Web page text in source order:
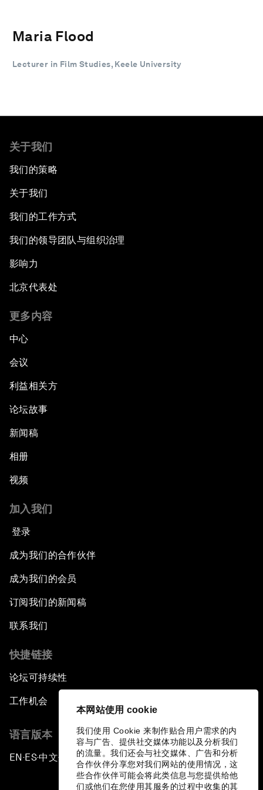
本网站使用 cookie
我们使用 Cookie 来制作贴合用户需求的内
容与广告、提供社交媒体功能以及分析我们
的流量。我们还会与社交媒体、广告和分析
合作伙伴分享您对我们网站的使用情况，这
些合作伙伴可能会将此类信息与您提供给他
们或他们在您使用其服务的过程中收集的其
Maria Flood
Lecturer in Film Studies, Keele University
关于我们
我们的策略
关于我们
我们的工作方式
我们的领导团队与组织治理
影响力
北京代表处
更多内容
中心
会议
利益相关方
论坛故事
新闻稿
相册
视频
加入我们
登录
成为我们的合作伙伴
成为我们的会员
订阅我们的新闻稿
联系我们
快捷链接
论坛可持续性
工作机会
语言版本
EN ▪ES▪中文▪ 日本語